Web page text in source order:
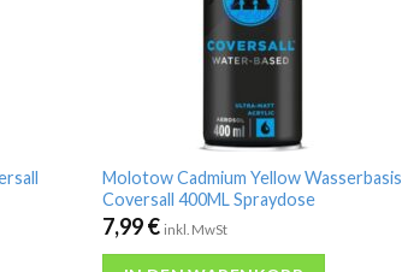
Molotow Cadmium Yellow Wasserbasis
Coversall 400ML Spraydose
7,99€ inkl. MwSt